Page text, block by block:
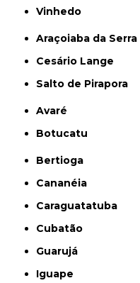
Vinhedo
Araçoiaba da Serra
Cesário Lange
Salto de Pirapora
Avaré
Botucatu
Bertioga
Cananéia
Caraguatatuba
Cubatão
Guarujá
Iguape